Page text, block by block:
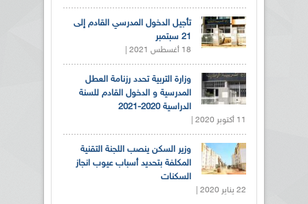
تأجيل الدخول المدرسي القادم إلى
21 سبتمبر
18 أغسطس 2021 |
وزارة التربية تحدد رزنامة العطل
المدرسية و الدخول القادم للسنة
الدراسية 2020-2021
11 أكتوبر 2020 |
وزير السكن ينصب اللجنة التقنية
المكلفة بتحديد أسباب عيوب انجاز
السكنات
22 يناير 2020 |